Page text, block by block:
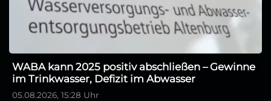
WABA kann 2025 positiv abschließen – Gewinne
im Trinkwasser, Defizit im Abwasser
05.08.2026, 15:28 Uhr